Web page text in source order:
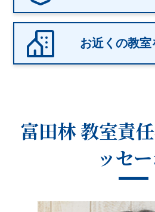
お近くの教室
富田林 教室責
ッセ